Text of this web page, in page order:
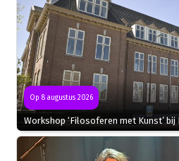
Op 8 augustus 2026
Workshop ‘Filosoferen met Kunst’